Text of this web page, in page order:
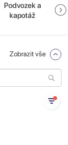
Podvozek a
kapotáž
Zobrazit vše